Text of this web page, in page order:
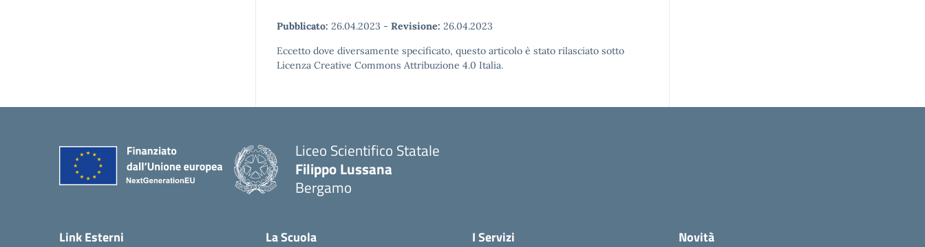
Pubblicato: 26.04.2023 - Revisione: 26.04.2023
Eccetto dove diversamente specificato, questo articolo è stato rilasciato sotto
Licenza Creative Commons Attribuzione 4.0 Italia.
Liceo Scientifico Statale
Filippo Lussana
Bergamo
Link Esterni La Scuola I Servizi Novità